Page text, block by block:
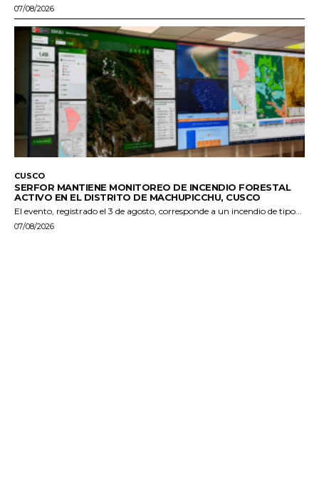
07/08/2026
CUSCO
SERFOR MANTIENE MONITOREO DE INCENDIO FORESTAL
ACTIVO EN EL DISTRITO DE MACHUPICCHU, CUSCO
El evento, registrado el 3 de agosto, corresponde a un incendio de tipo...
07/08/2026